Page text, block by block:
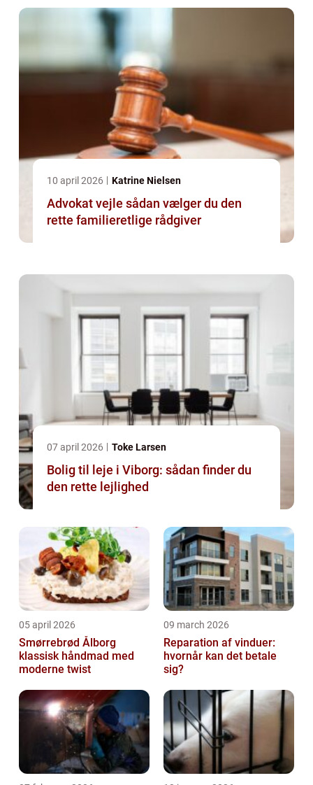
10 april 2026 Katrine Nielsen
Advokat vejle sådan vælger du den
rette familieretlige rådgiver
07 april 2026 Toke Larsen
Bolig til leje i Viborg: sådan finder du
den rette lejlighed
05 april 2026
Smørrebrød Ålborg
klassisk håndmad med
moderne twist
09 march 2026
Reparation af vinduer:
hvornår kan det betale
sig?